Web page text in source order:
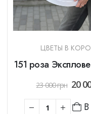
ЦВЕТЫ В
151 роза
23 000грн 20